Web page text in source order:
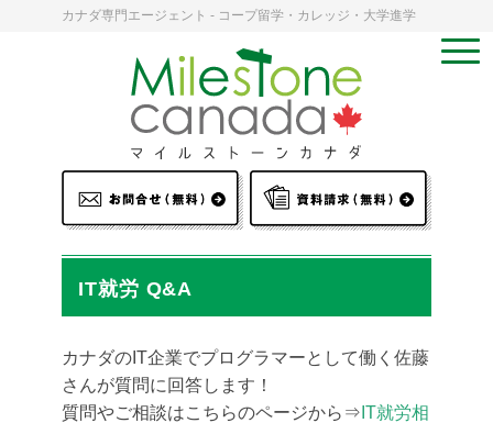
カナダ専門エージェント - コープ留学・カレッジ・大学進学
IT就労 Q&A
カナダのIT企業でプログラマーとして働く佐藤
さんが質問に回答します！
質問やご相談はこちらのページから⇒ IT就労相